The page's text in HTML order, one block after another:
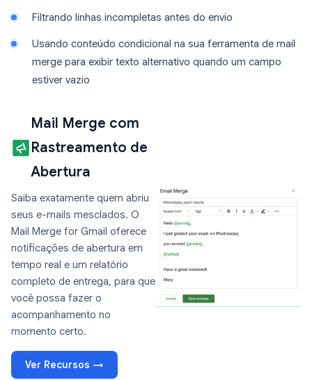
Filtrando linhas incompletas antes do envio
Usando conteúdo condicional na sua ferramenta de mail
merge para exibir texto alternativo quando um campo
estiver vazio
Mail Merge com
Rastreamento de
Abertura
Saiba exatamente quem abriu
seus e-mails mesclados. O
Mail Merge for Gmail oferece
notificações de abertura em
tempo real e um relatório
completo de entrega, para que
você possa fazer o
acompanhamento no
momento certo.
Ver Recursos →